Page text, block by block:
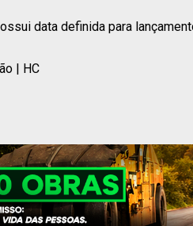
data definida para
| HC